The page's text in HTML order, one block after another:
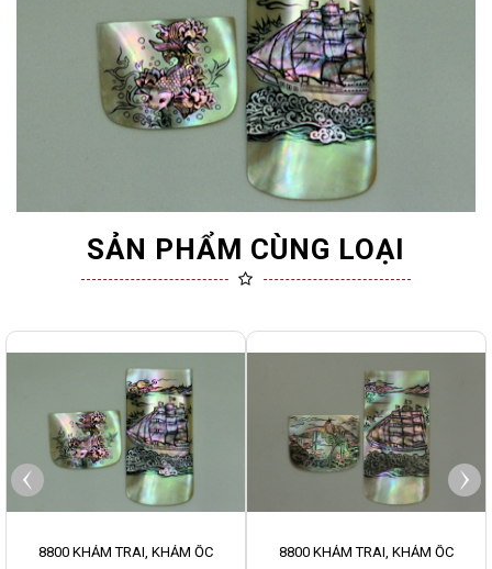
SẢN PHẨM CÙNG LOẠI
8800 KHẢM TRAI, KHẢM ỐC 8800 KHẢM TRAI, KHẢM ỐC